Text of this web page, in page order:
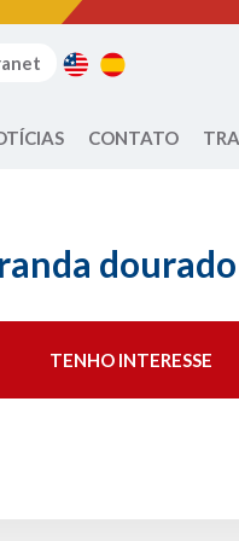
CONTATO
dourado
TENHO INTERESSE